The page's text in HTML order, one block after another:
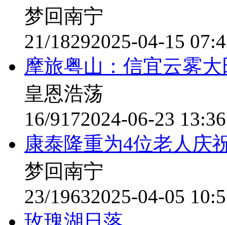
梦回南宁
21/18292025-04-15
摩旅粤山：信宜云雾
皇恩浩荡
16/9172024-06-23
康泰隆重为4位老人庆
梦回南宁
23/19632025-04-05